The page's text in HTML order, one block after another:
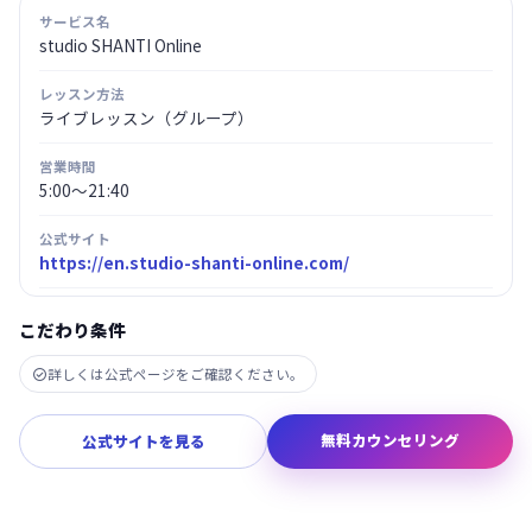
サービス名
studio SHANTI Online
レッスン方法
ライブレッスン（グループ）
営業時間
5:00～21:40
公式サイト
https://en.studio-shanti-online.com/
こだわり条件
詳しくは公式ページをご確認ください。
公式サイトを見る 無料カウンセリング